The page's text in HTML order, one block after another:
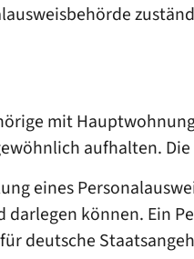
mit
aufhalten.
eines
darlegen können. Ein
deutsche